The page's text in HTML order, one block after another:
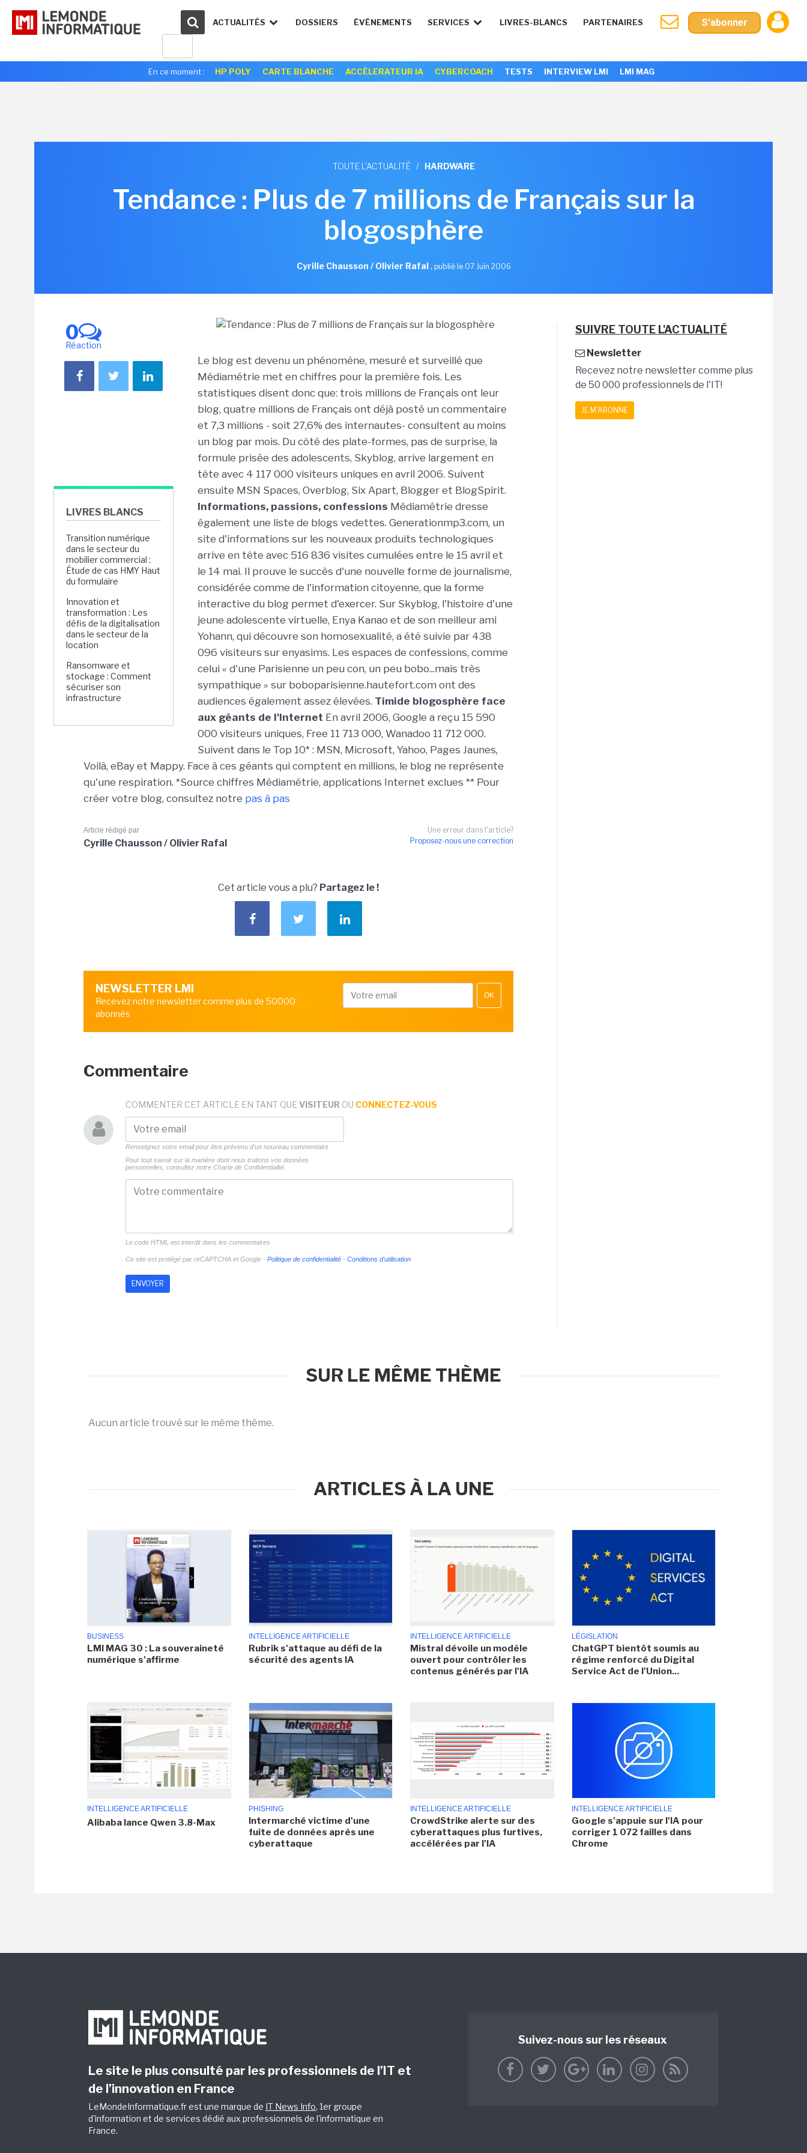
ACTUALITÉS DOSSIERS ÉVÉNEMENTS SERVICES LIVRES-BLANCS PARTENAIRES S'abonner
En ce moment : HP POLY CARTE BLANCHE ACCÉLERATEUR IA CYBERCOACH TESTS INTERVIEW LMI LMI MAG
TOUTE L'ACTUALITÉ / HARDWARE
Tendance : Plus de 7 millions de Français sur la
blogosphère
Cyrille Chausson / Olivier Rafal, publié le 07 Juin 2006
0
Réaction
LIVRES BLANCS
Transition numérique
dans le secteur du
mobilier commercial :
Étude de cas HMY Haut
du formulaire
Innovation et
transformation : Les
défis de la digitalisation
dans le secteur de la
location
Ransomware et
stockage : Comment
sécuriser son
infrastructure
Le blog est devenu un phénomène, mesuré et surveillé que
Médiamétrie met en chiffres pour la première fois. Les
statistiques disent donc que: trois millions de Français ont leur
blog, quatre millions de Français ont déjà posté un commentaire
et 7,3 millions - soit 27,6% des internautes- consultent au moins
un blog par mois. Du côté des plate-formes, pas de surprise, la
formule prisée des adolescents, Skyblog, arrive largement en
tête avec 4 117 000 visiteurs uniques en avril 2006. Suivent
ensuite MSN Spaces, Overblog, Six Apart, Blogger et BlogSpirit.
Informations, passions, confessions Médiamétrie dresse
également une liste de blogs vedettes. Generationmp3.com, un
site d'informations sur les nouveaux produits technologiques
arrive en tête avec 516 836 visites cumulées entre le 15 avril et
le 14 mai. Il prouve le succès d'une nouvelle forme de journalisme,
considérée comme de l'information citoyenne, que la forme
interactive du blog permet d'exercer. Sur Skyblog, l'histoire d'une
jeune adolescente virtuelle, Enya Kanao et de son meilleur ami
Yohann, qui découvre son homosexualité, a été suivie par 438
096 visiteurs sur enyasims. Les espaces de confessions, comme
celui « d'une Parisienne un peu con, un peu bobo...mais très
sympathique » sur boboparisienne.hautefort.com ont des
audiences également assez élevées. Timide blogosphère face
aux géants de l'Internet En avril 2006, Google a reçu 15 590
000 visiteurs uniques, Free 11 713 000, Wanadoo 11 712 000.
Suivent dans le Top 10* : MSN, Microsoft, Yahoo, Pages Jaunes,
Voilà, eBay et Mappy. Face à ces géants qui comptent en millions, le blog ne représente
qu'une respiration. *Source chiffres Médiamétrie, applications Internet exclues ** Pour
créer votre blog, consultez notre pas à pas
Une erreur dans l'article?
Proposez-nous une correction
Article rédigé par
Cyrille Chausson / Olivier Rafal
Cet article vous a plu? Partagez le !
NEWSLETTER LMI
Recevez notre newsletter comme plus de 50000
abonnés
OK
Commentaire
COMMENTER CET ARTICLE EN TANT QUE VISITEUR OU CONNECTEZ-VOUS
Renseignez votre email pour être prévenu d'un nouveau commentaire
Pour tout savoir sur la manière dont nous traitons vos données
personnelles, consultez notre Charte de Confidentialité.
Le code HTML est interdit dans les commentaires
Ce site est protégé par reCAPTCHA et Google - Politique de confidentialité - Conditions d'utilisation
SUIVRE TOUTE L'ACTUALITÉ
Newsletter
Recevez notre newsletter comme plus
de 50 000 professionnels de l'IT!
JE M'ABONNE
SUR LE MÊME THÈME
Aucun article trouvé sur le même thème.
ARTICLES À LA UNE
BUSINESS
LMI MAG 30 : La souveraineté
numérique s'affirme
INTELLIGENCE ARTIFICIELLE
Rubrik s'attaque au défi de la
sécurité des agents IA
INTELLIGENCE ARTIFICIELLE
Mistral dévoile un modèle
ouvert pour contrôler les
contenus générés par l'IA
LÉGISLATION
ChatGPT bientôt soumis au
régime renforcé du Digital
Service Act de l'Union...
INTELLIGENCE ARTIFICIELLE
Alibaba lance Qwen 3.8-Max
PHISHING
Intermarché victime d'une
fuite de données après une
cyberattaque
INTELLIGENCE ARTIFICIELLE
CrowdStrike alerte sur des
cyberattaques plus furtives,
accélérées par l'IA
INTELLIGENCE ARTIFICIELLE
Google s'appuie sur l'IA pour
corriger 1 072 failles dans
Chrome
Le site le plus consulté par les professionnels de l’IT et
de l’innovation en France
LeMondeInformatique.fr est une marque de IT News Info, 1er groupe
d'information et de services dédié aux professionnels de l'informatique en
France.
Suivez-nous sur les réseaux